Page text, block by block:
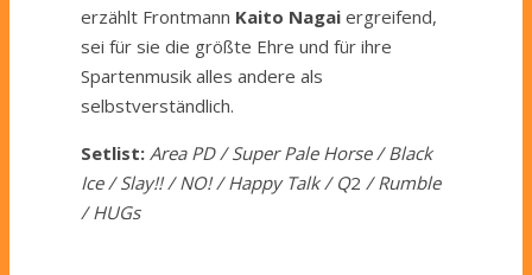
erzählt Frontmann Kaito Nagai ergreifend,
sei für sie die größte Ehre und für ihre
Spartenmusik alles andere als
selbstverständlich.
Setlist: Area PD / Super Pale Horse / Black
Ice / Slay!! / NO! / Happy Talk / Q2 / Rumble
/ HUGs